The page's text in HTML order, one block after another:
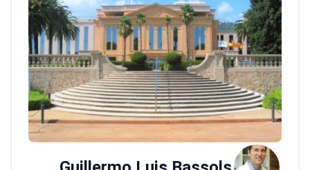
الدولي للتنكس البقعي ومستشار علمي للجمعية
الأوروبية لأبحاث الرؤية والعين. تشمل العضويات
12 جمعية علمية مثل جمعية البقعة وجمعية
الشبكية.<\/p>